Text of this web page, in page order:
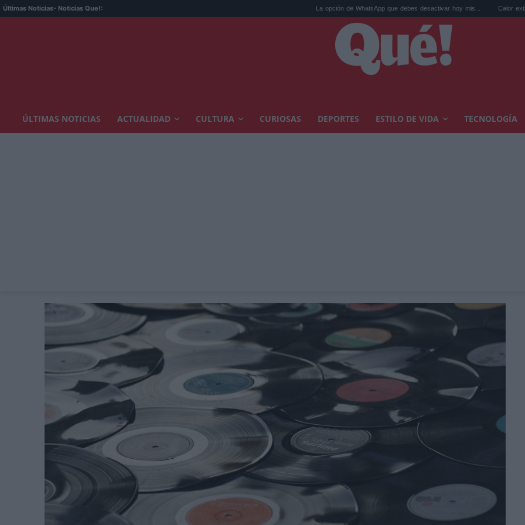
Últimas Noticias- Noticias Que!: La opción de WhatsApp que debes desactivar hoy mis... Calor extremo y ansiedad:
ÚLTIMAS NOTICIAS ACTUALIDAD CULTURA CURIOSAS DEPORTES ESTILO DE VIDA TECNOLOGÍA